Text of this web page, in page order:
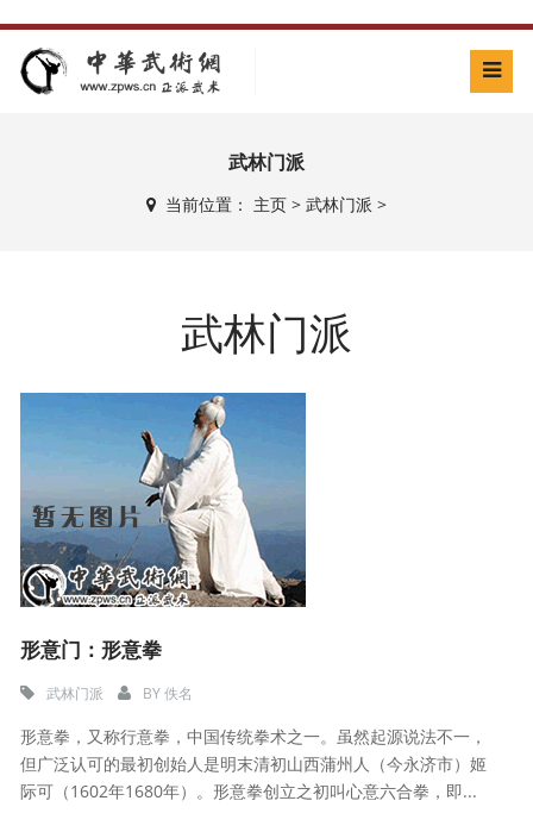
武林门派
当前位置： 主页> 武林门派 >
武林门派
形意门：形意拳
武林门派 BY佚名
形意拳，又称行意拳，中国传统拳术之一。虽然起源说法不一，
但广泛认可的最初创始人是明末清初山西蒲州人（今永济市）姬
际可（1602年1680年）。形意拳创立之初叫心意六合拳，即...